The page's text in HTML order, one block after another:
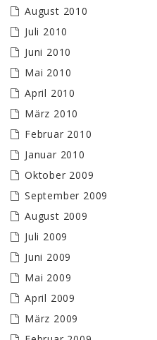
August 2010
Juli 2010
Juni 2010
Mai 2010
April 2010
März 2010
Februar 2010
Januar 2010
Oktober 2009
September 2009
August 2009
Juli 2009
Juni 2009
Mai 2009
April 2009
März 2009